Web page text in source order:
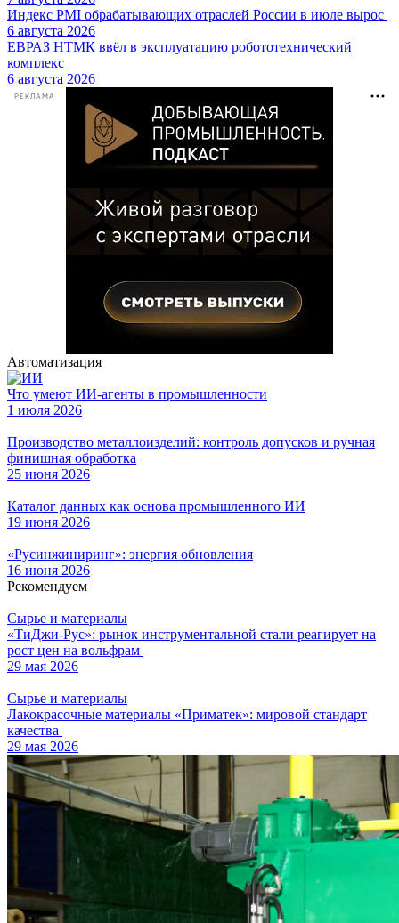
Индекс PMI обрабатывающих отраслей России в июле вырос
6 августа 2026
ЕВРАЗ НТМК ввёл в эксплуатацию робототехнический
комплекс
6 августа 2026
РЕКЛАМА
Автоматизация
Что умеют ИИ-агенты в промышленности
1 июля 2026
Производство металлоизделий: контроль допусков и ручная
финишная обработка
25 июня 2026
Каталог данных как основа промышленного ИИ
19 июня 2026
«Русинжиниринг»: энергия обновления
16 июня 2026
Рекомендуем
Сырье и материалы
«ТиДжи-Рус»: рынок инструментальной стали реагирует на
рост цен на вольфрам
29 мая 2026
Сырье и материалы
Лакокрасочные материалы «Приматек»: мировой стандарт
качества
29 мая 2026